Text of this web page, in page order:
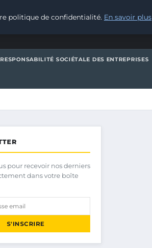
RESPONSABILITÉ SOCIÉTALE DES ENTREPRISES
pour recevoir nos derniers
dans votre boîte
S'INSCRIRE
politique de confidentialité. En savoir plus